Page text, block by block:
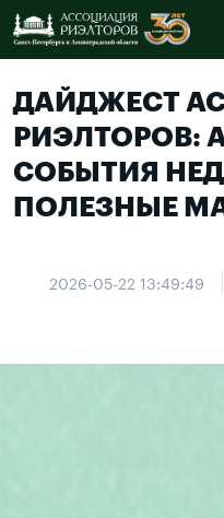
ДАЙДЖЕСТ
РИЭЛТОРОВ:
СОБЫТИЯ
ПОЛЕЗНЫЕ
2026-05-22 13:49:49